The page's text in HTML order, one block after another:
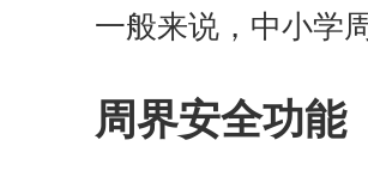
一般来说，中小学
周界安全功能